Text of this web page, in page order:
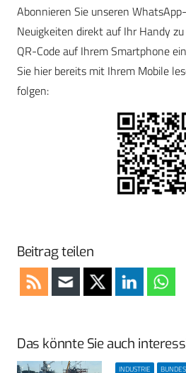
Abonnieren Sie unseren
Neuigkeiten direkt auf Ihr Handy
QR-Code auf Ihrem Smartphone
Sie hier bereits mit Ihrem Mobile
folgen:
Beitrag teilen
Das könnte Sie auch
INDUSTRIE